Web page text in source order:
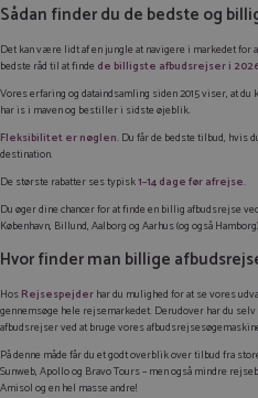
Sådan finder du de bedste og
Det kan være lidt af en jungle at navigere i markedet
bedste råd til at findede billigste afbudsrejser i
Vores erfaring og dataindsamling siden 2015 viser, at du
har is i maven og bestiller i sidste øjeblik.
Fleksibilitet er nøglen.Du får de bedste tilbud, hvis
destination.
De største rabatter ses typisk1–14 dage før afrejse.
Du øger dine chancer for at finde en billig afbudsrejse
København, Billund, Aalborg og Aarhus (og også
Hvor finder man billige
HosRejsespejderhar du mulighed for at se vores
gennemsøge hele rejsemarkedet. Derudover har du
afbudsrejser ved at bruge vores
På denne måde får du et godt overblik over tilbud fra
Sunweb, Apollo og Bravo Tours – men også mindre
Amisol og en hel masse andre!